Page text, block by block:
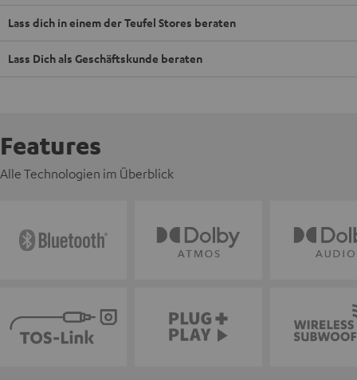
Lass dich in einem der Teufel Stores beraten
Lass Dich als Geschäftskunde beraten
Features
Alle Technologien im Überblick